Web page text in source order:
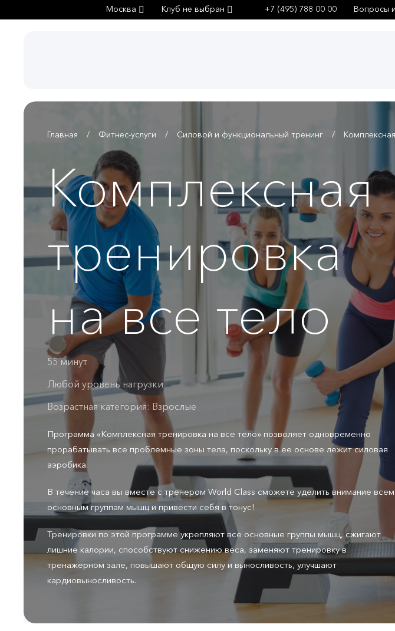
Москва Клуб не выбран +7 (495) 788 00 00 Вопросы
Главная Фитнес-услуги Силовой и функциональный тренинг
Комплексная
тренировка
на все тело
55 минут
Любой уровень нагрузки
Возрастная категория: Взрослые
Программа «Комплексная тренировка на все тело» позволяет одновременно
прорабатывать все проблемные зоны тела, поскольку в ее основе лежит силовая
аэробика.
В течение часа вы вместе с тренером World Class сможете уделить внимание всем
основным группам мышц и привести себя в тонус!
Тренировки по этой программе укрепляют все основные группы мышц, сжигают
лишние калории, способствуют снижению веса, заменяют тренировку в
тренажерном зале, повышают общую силу и выносливость, улучшают
кардиовыносливость.